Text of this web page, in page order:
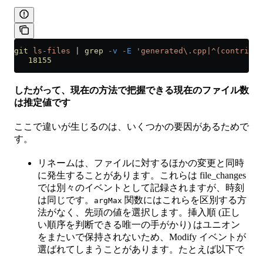
git ls-files grep -v -E
   18155
したがって、現在の方法で把握できる現在のファイル数
は推定値です
ここで違いが生じるのは、いくつかの要因があるためで
す。
リネームは、ファイルに対するほかの変更と同時
に発生することがあります。これらは file_changes
では別々のイベントとして記録されますが、時刻
は同じです。
argMax 関数にはこれらを区別する方
法がなく、先頭の値を選択します。挿入順 (正し
い順序を判断できる唯一の手がかり) はユニオン
をまたいで保持されないため、Modify イベントが
選ばれてしまうことがあります。たとえば以下で